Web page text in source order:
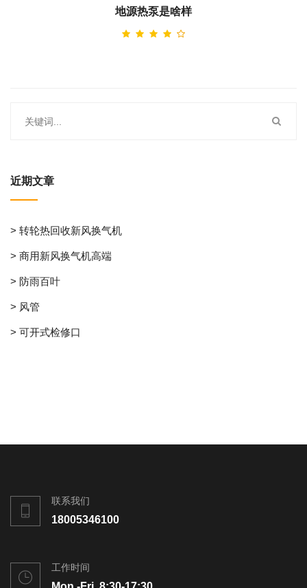
地源热泵是啥样
近期文章
> 转轮热回收新风换气机
> 商用新风换气机高端
> 防雨百叶
> 风管
> 可开式检修口
联系我们
18005346100
工作时间